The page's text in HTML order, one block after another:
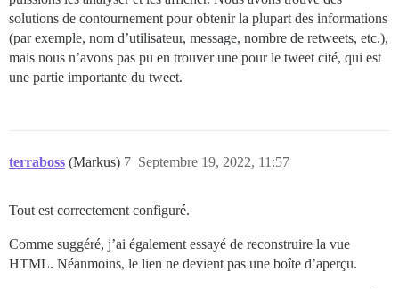
solutions de contournement pour obtenir la plupart des informations
(par exemple, nom d’utilisateur, message, nombre de retweets, etc.),
mais nous n’avons pas pu en trouver une pour le tweet cité, qui est
une partie importante du tweet.
terraboss (Markus) Septembre 19, 2022, 11:57
7
Tout est correctement configuré.
Comme suggéré, j’ai également essayé de reconstruire la vue
HTML. Néanmoins, le lien ne devient pas une boîte d’aperçu.